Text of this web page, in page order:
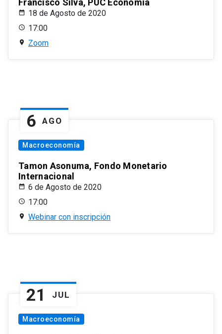
Francisco Silva, PUC Economía
18 de Agosto de 2020
17:00
Zoom
6 AGO
Macroeconomía
Tamon Asonuma, Fondo Monetario
Internacional
6 de Agosto de 2020
17:00
Webinar con inscripción
21 JUL
Macroeconomía